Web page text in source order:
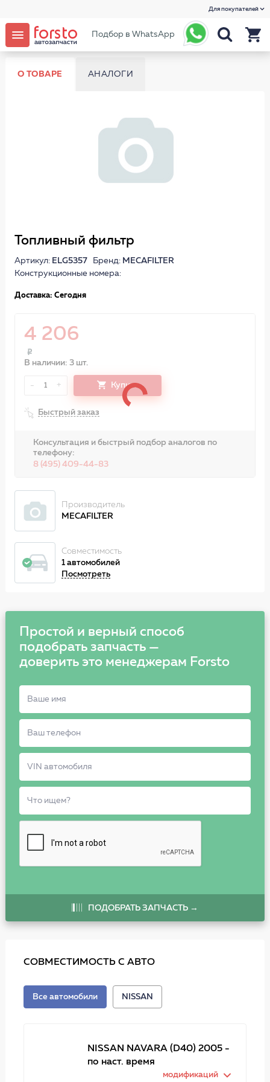
Для покупателей
Подбор в WhatsApp
О ТОВАРЕ АНАЛОГИ
Топливный фильтр
Артикул: ELG5357Бренд: MECAFILTER
Конструкционные номера:
Доставка: Сегодня
4 206
В наличии: 3 шт.
- 1 + Купить
Быстрый заказ
Консультация и быстрый подбор аналогов по
телефону:
8 (495) 409-44-83
Производитель
MECAFILTER
Совместимость
1 автомобилей
Посмотреть
Простой и верный способ
подобрать запчасть —
доверить это менеджерам Forsto
ПОДОБРАТЬ ЗАПЧАСТЬ →
СОВМЕСТИМОСТЬ С АВТО
Все автомобили NISSAN
NISSAN NAVARA (D40) 2005 -
по наст. время
модификаций